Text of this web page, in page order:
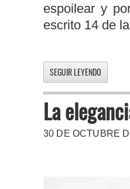
espoilear y
escrito 14 de
SEGUIR LEYENDO
La
30 DE OCTUBRE